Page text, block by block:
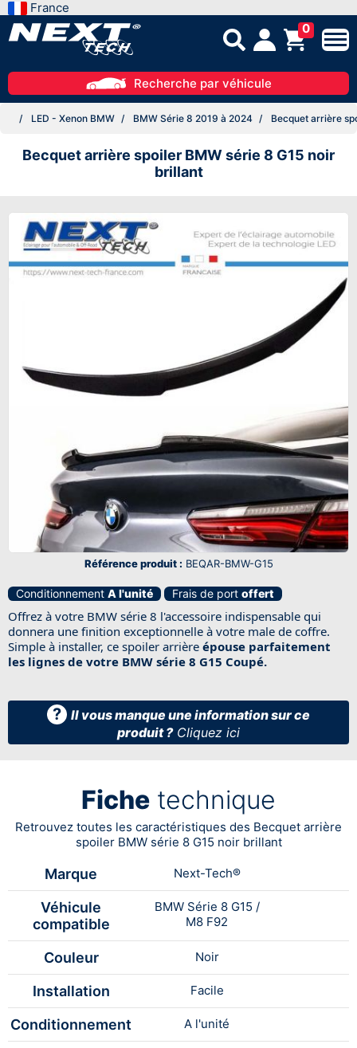
France
0
Recherche par véhicule
LED - Xenon BMW BMW Série 8 2019 à 2024 Becquet arrière
Becquet arrière spoiler BMW série 8 G15 noir
brillant
Référence produit : BEQAR-BMW-G15
Conditionnement A l'unité Frais de port offert
Offrez à votre BMW série 8 l'accessoire indispensable qui
donnera une finition exceptionnelle à votre male de coffre.
Simple à installer, ce spoiler arrière épouse parfaitement
les lignes de votre BMW série 8 G15 Coupé.
? Il vous manque une information sur ce
produit ? Cliquez ici
Fiche technique
Retrouvez toutes les caractéristiques des Becquet arrière
spoiler BMW série 8 G15 noir brillant
Marque Next-Tech®
Véhicule
compatible
BMW Série 8 G15 /
M8 F92
Couleur Noir
Installation Facile
Conditionnement A l'unité